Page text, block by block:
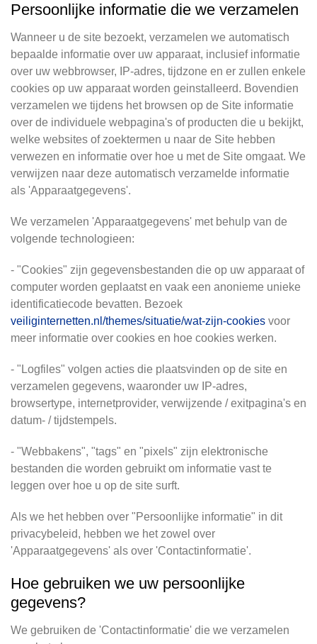
Persoonlijke informatie die we verzamelen
Wanneer u de site bezoekt, verzamelen we automatisch
bepaalde informatie over uw apparaat, inclusief informatie
over uw webbrowser, IP-adres, tijdzone en er zullen enkele
cookies op uw apparaat worden geinstalleerd. Bovendien
verzamelen we tijdens het browsen op de Site informatie
over de individuele webpagina's of producten die u bekijkt,
welke websites of zoektermen u naar de Site hebben
verwezen en informatie over hoe u met de Site omgaat. We
verwijzen naar deze automatisch verzamelde informatie
als 'Apparaatgegevens'.
We verzamelen 'Apparaatgegevens' met behulp van de
volgende technologieen:
- "Cookies" zijn gegevensbestanden die op uw apparaat of
computer worden geplaatst en vaak een anonieme unieke
identificatiecode bevatten. Bezoek
veiliginternetten.nl/themes/situatie/wat-zijn-cookies voor
meer informatie over cookies en hoe cookies werken.
- "Logfiles" volgen acties die plaatsvinden op de site en
verzamelen gegevens, waaronder uw IP-adres,
browsertype, internetprovider, verwijzende / exitpagina's en
datum- / tijdstempels.
- "Webbakens", "tags" en "pixels" zijn elektronische
bestanden die worden gebruikt om informatie vast te
leggen over hoe u op de site surft.
Als we het hebben over "Persoonlijke informatie" in dit
privacybeleid, hebben we het zowel over
'Apparaatgegevens' als over 'Contactinformatie'.
Hoe gebruiken we uw persoonlijke
gegevens?
We gebruiken de 'Contactinformatie' die we verzamelen